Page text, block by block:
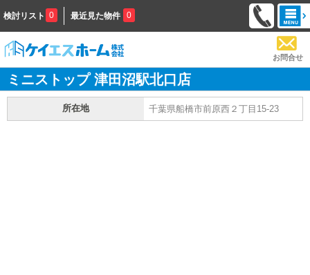
検討リスト 0 最近見た物件 0
お問合せ
ミニストップ 津田沼駅北口店
所在地 千葉県船橋市前原西２丁目15-23